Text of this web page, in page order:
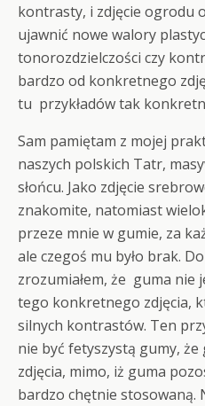
kontrasty, i zdjęcie ogrodu
ujawnić nowe walory
tonorozdzielczości czy
bardzo od konkretnego
tu przykładów tak
Sam pamiętam z mojej
naszych polskich Tatr,
słońcu. Jako zdjęcie
znakomite, natomiast
przeze mnie w gumie, za
ale czegoś mu było brak.
zrozumiałem, że guma nie
tego konkretnego zdjęcia,
silnych kontrastów. Ten
nie być fetyszystą gumy,
zdjęcia, mimo, iż guma
bardzo chętnie stosowaną.